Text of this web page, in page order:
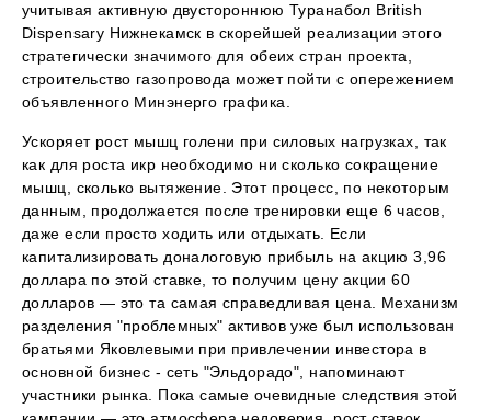
учитывая активную двустороннюю Туранабол British
Dispensary Нижнекамск в скорейшей реализации этого
стратегически значимого для обеих стран проекта,
строительство газопровода может пойти с опережением
объявленного Минэнерго графика.
Ускоряет рост мышц голени при силовых нагрузках, так
как для роста икр необходимо ни сколько сокращение
мышц, сколько вытяжение. Этот процесс, по некоторым
данным, продолжается после тренировки еще 6 часов,
даже если просто ходить или отдыхать. Если
капитализировать доналоговую прибыль на акцию 3,96
доллара по этой ставке, то получим цену акции 60
долларов — это та самая справедливая цена. Механизм
разделения "проблемных" активов уже был использован
братьями Яковлевыми при привлечении инвестора в
основной бизнес - сеть "Эльдорадо", напоминают
участники рынка. Пока самые очевидные следствия этой